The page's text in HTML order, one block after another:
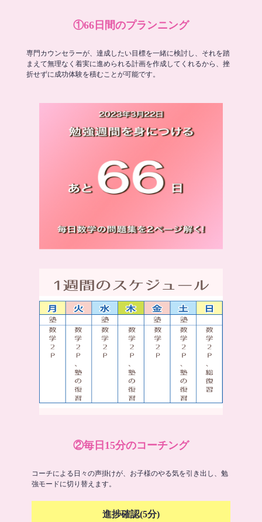
①66日間のプランニング
専門カウンセラーが、達成したい目標を一緒に検討し、それを踏
まえて無理なく着実に進められる計画を作成してくれるから、挫
折せずに成功体験を積むことが可能です。
②毎日15分のコーチング
コーチによる日々の声掛けが、お子様のやる気を引き出し、勉
強モードに切り替えます。
進捗確認(5分)